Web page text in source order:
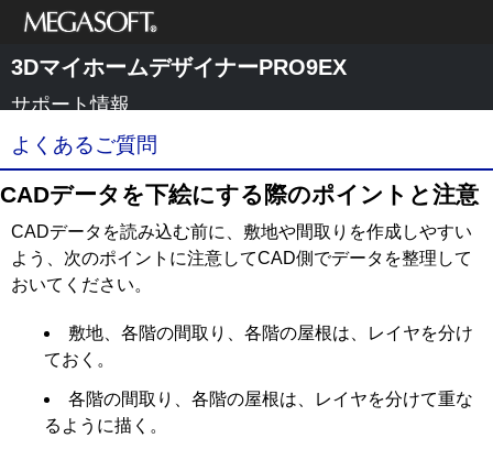
メガソフト株式
会社
3DマイホームデザイナーPRO9EX
サポート情報
よくあるご質問
CADデータを下絵にする際のポイントと注意
CADデータを読み込む前に、敷地や間取りを作成しやすい
よう、次のポイントに注意してCAD側でデータを整理して
おいてください。
敷地、各階の間取り、各階の屋根は、レイヤを分け
ておく。
各階の間取り、各階の屋根は、レイヤを分けて重な
るように描く。